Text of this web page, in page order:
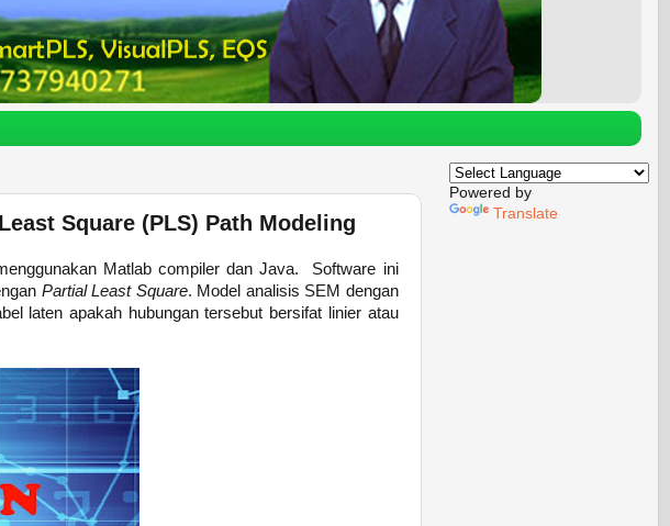
Square (PLS) Path Modeling
Matlab compiler dan Java. Software ini
Partial Least Square. Model analisis SEM dengan
laten apakah hubungan tersebut bersifat linier atau
Powered by
Translate